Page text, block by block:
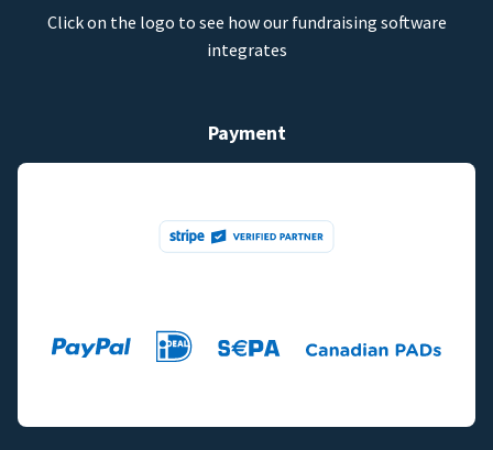
Click on the logo to see how our fundraising software
integrates
Payment